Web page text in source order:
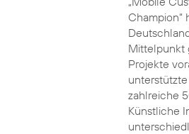
Champion“
Mittelpunkt
Projekte
zahlreiche
Künstliche